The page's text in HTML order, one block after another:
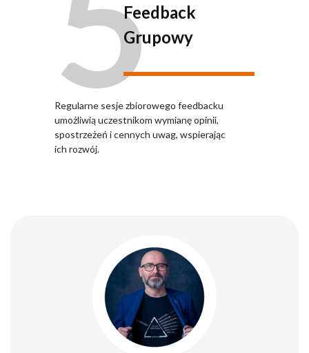
Feedback
Grupowy
Regularne sesje zbiorowego feedbacku
umożliwią uczestnikom wymianę opinii,
spostrzeżeń i cennych uwag, wspierając
ich rozwój.